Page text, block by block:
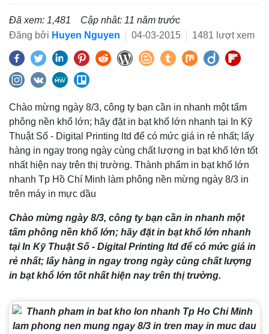
Đã xem: 1,481
Cập nhât: 11 năm trước
Đăng bởi Huyen Nguyen 04-03-2015 1481 lượt xem
Chào mừng ngày 8/3, công ty bạn cần in nhanh một tấm
phông nền khổ lớn; hãy đặt in bạt khổ lớn nhanh tại In Kỹ
Thuật Số - Digital Printing ltd để có mức giá in rẻ nhất; lấy
hàng in ngay trong ngày cùng chất lượng in bạt khổ lớn tốt
nhất hiện nay trên thị trường. Thành phẩm in bạt khổ lớn
nhanh Tp Hồ Chí Minh làm phông nền mừng ngày 8/3 in
trên máy in mực dầu
Chào mừng ngày 8/3, công ty bạn cần in nhanh một
tấm phông nền khổ lớn; hãy đặt in bạt khổ lớn nhanh
tại In Kỹ Thuật Số - Digital Printing ltd để có mức giá in
rẻ nhất; lấy hàng in ngay trong ngày cùng chất lượng
in bạt khổ lớn tốt nhất hiện nay trên thị trường.